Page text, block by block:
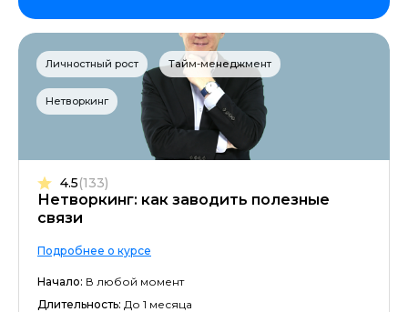
Личностный рост Тайм-менеджмент
Нетворкинг
Нетворкинг: как заводить полезные
связи
4.5(133)
Подробнее о курсе
Начало: В любой момент
Длительность: До 1 месяца